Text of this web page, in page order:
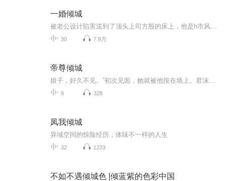
一婚倾城
30 7.9万
帝尊倾城
9 328
凤我倾城
异域空间的惊险经历，体味不一样的人生
32 1233
不如不遇倾城色 |倾蓝紫的色彩中国